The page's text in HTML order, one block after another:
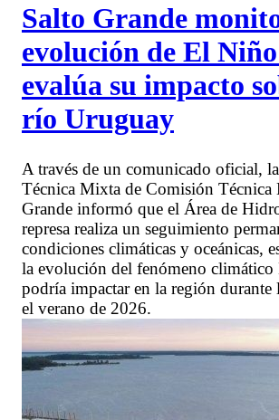
Salto Grande
evolución de El
evalúa su impacto
río Uruguay
A través de un comunicado oficial,
Técnica Mixta de Comisión Técnica
Grande informó que el Área de
represa realiza un seguimiento
condiciones climáticas y oceánicas,
la evolución del fenómeno
podría impactar en la región durante
el verano de 2026.